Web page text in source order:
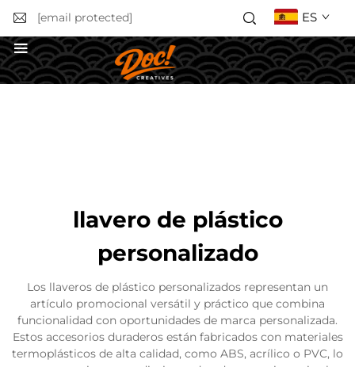
[email protected] ES
llavero de plástico
personalizado
Los llaveros de plástico personalizados representan un
artículo promocional versátil y práctico que combina
funcionalidad con oportunidades de marca personalizada.
Estos accesorios duraderos están fabricados con materiales
termoplásticos de alta calidad, como ABS, acrílico o PVC, lo